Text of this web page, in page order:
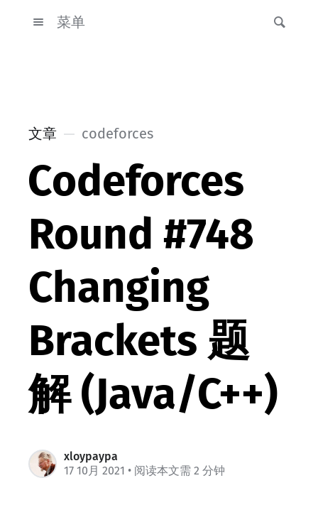
菜单
文章 codeforces
Codeforces
Round #748
Changing
Brackets 题
解 (Java/C++)
xloypaypa
17 10月 2021 • 阅读本文需 2 分钟